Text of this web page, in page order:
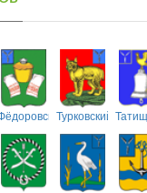
Турковский